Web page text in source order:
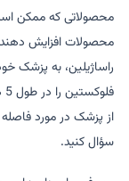
محصولاتی که ممکن
راساژیلین، به پزشک
از پزشک در مورد
سؤال کنید.